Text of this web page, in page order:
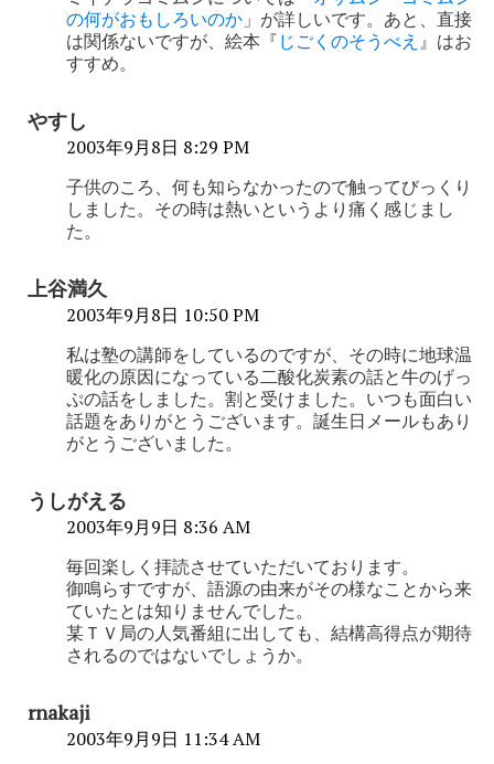
の何がおもしろいのか 」が詳しいです。あと、直接
は関係ないですが、絵本『じごくのそうべえ 』はお
すすめ。
やすし
2003年9月8日 8:29 PM
子供のころ、何も知らなかったので触ってびっくり
しました。その時は熱いというより痛く感じまし
た。
上谷満久
2003年9月8日 10:50 PM
私は塾の講師をしているのですが、その時に地球温
暖化の原因になっている二酸化炭素の話と牛のげっ
ぷの話をしました。割と受けました。いつも面白い
話題をありがとうございます。誕生日メールもあり
がとうございました。
うしがえる
2003年9月9日 8:36 AM
毎回楽しく拝読させていただいております。
御鳴らすですが、語源の由来がその様なことから来
ていたとは知りませんでした。
某ＴＶ局の人気番組に出しても、結構高得点が期待
されるのではないでしょうか。
rnakaji
2003年9月9日 11:34 AM